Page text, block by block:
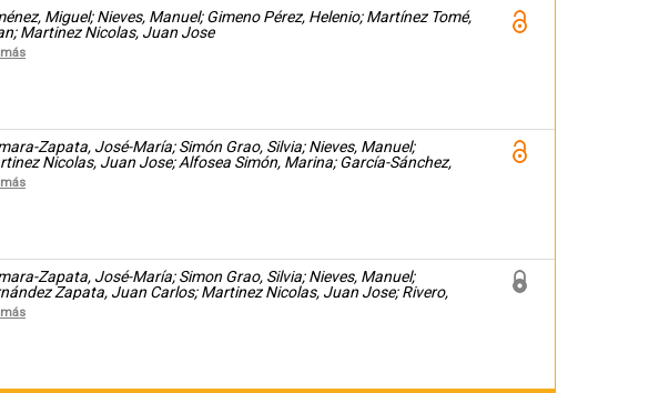
Miguel; Nieves, Manuel; Gimeno Pérez, Helenio; Martínez Tomé,
Martinez Nicolas, Juan Jose
Zapata, José-María; Simón Grao, Silvia; Nieves, Manuel;
Nicolas, Juan Jose; Alfosea Simón, Marina; García-Sánchez,
Zapata, José-María; Simon Grao, Silvia; Nieves, Manuel;
Zapata, Juan Carlos; Martinez Nicolas, Juan Jose; Rivero,
M.; García-Sánchez, Francisco